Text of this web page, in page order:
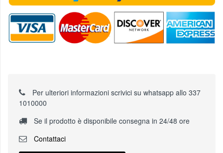
Per ulteriori informazioni scrivici su whatsapp allo 337
1010000
Se il prodotto è disponibile consegna in 24/48 ore
Contattaci